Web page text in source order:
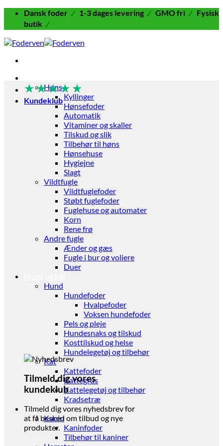
Fortsæt
indhold
Dansk foder 1-3 dages levering GMO fri
Fysisk
butik
Høns
Kyllinger
Hønsefoder
Automatik
Vitaminer og skaller
Tilskud og slik
Tilbehør til høns
Hønsehuse
Hygiejne
Slagt
Vildtfugle
Vildtfuglefoder
Støbt fuglefoder
Fuglehuse og automater
Korn
Rene frø
Andre fugle
Ænder og gæs
Fugle i bur og voliere
Duer
Hund
Hundefoder
Hvalpefoder
Voksen hundefoder
Pels og pleje
Hundesnaks og tilskud
Kosttilskud og helse
Hundelegetøj og tilbehør
Kat
Kattefoder
Kattegrus
Kattelegetøj og tilbehør
Kradsetræ
Gnaver
Kanin
Kaninfoder
Tilbehør til kaniner
★★★★ ★
Kundeklub
Tilmeld dig vores
kundeklub
Tilmeld dig vores nyhedsbrev for
at få besked om tilbud og nye
produkter.